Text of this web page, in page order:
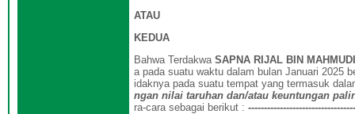
ATAU
KEDUA
Bahwa Terdakwa SAPNA RIJAL BIN
a pada suatu waktu dalam bulan Januari 2025
idaknya pada suatu tempat yang termasuk
ngan nilai taruhan dan/atau keuntungan
ra-cara sebagai berikut :